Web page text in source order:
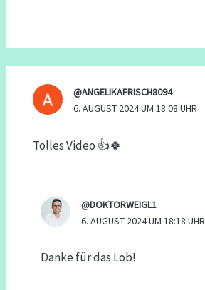
@ANGELIKAFRISCH8094
6. AUGUST 2024 UM 18:08 UHR
Tolles Video 👍🍀
@DOKTORWEIGL1
6. AUGUST 2024 UM 18:18 UHR
Danke für das Lob!